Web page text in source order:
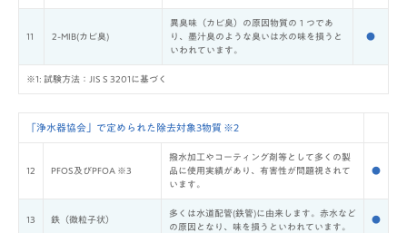
11 2-MIB(カビ臭)
異臭味（カビ臭）の原因物質の１つであ
り、墨汁臭のような臭いは水の味を損うと
いわれています。
●
※1: 試験方法：JIS S 3201に基づく
「浄水器協会」で定められた除去対象3物質 ※2
12 PFOS及びPFOA ※3
撥水加工やコーティング剤等として多くの製
品に使用実績があり、有害性が問題視されて
います。
●
13 鉄（微粒子状）
多くは水道配管(鉄管)に由来します。赤水など
の原因となり、味を損うといわれています。
●